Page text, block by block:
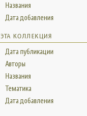
Названия
Дата добавления
ЭТА КОЛЛЕКЦИЯ
Дата публикации
Авторы
Названия
Тематика
Дата добавления